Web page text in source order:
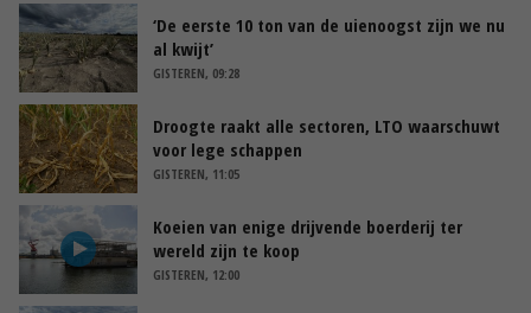
‘De eerste 10 ton van de uienoogst zijn we nu
al kwijt’
GISTEREN, 09:28
Droogte raakt alle sectoren, LTO waarschuwt
voor lege schappen
GISTEREN, 11:05
Koeien van enige drijvende boerderij ter
wereld zijn te koop
GISTEREN, 12:00